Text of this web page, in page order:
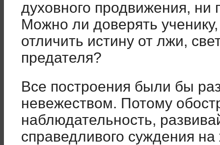
духовного продвижения,
Можно ли доверять
отличить истину от лжи,
предателя?
Все построения были бы
невежеством. Потому
наблюдательность,
справедливого суждения